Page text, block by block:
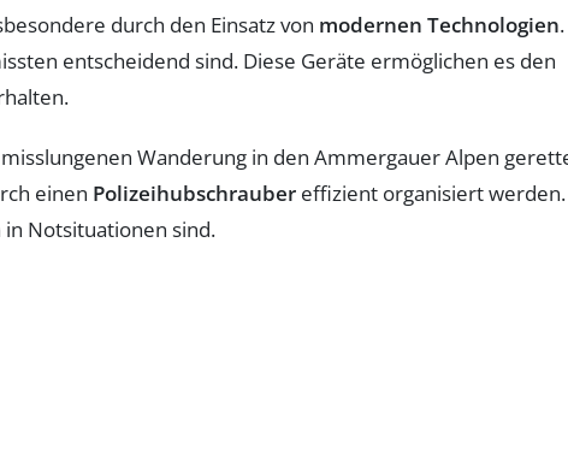
durch den Einsatz von modernen Technologien.
entscheidend sind. Diese Geräte ermöglichen es den
Wanderung in den Ammergauer Alpen
einen Polizeihubschrauber effizient organisiert werden.
Notsituationen sind.